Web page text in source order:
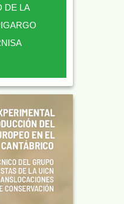
DE LA